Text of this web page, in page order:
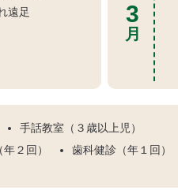
遠足
3
月
手話教室（３歳以上児）
２回） 歯科健診（年１回）